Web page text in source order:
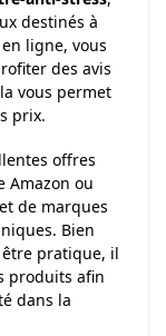
destinés à
ligne, vous
des avis
vous permet
prix.
offres
Amazon ou
de marques
Bien
être pratique, il
produits afin
dans la